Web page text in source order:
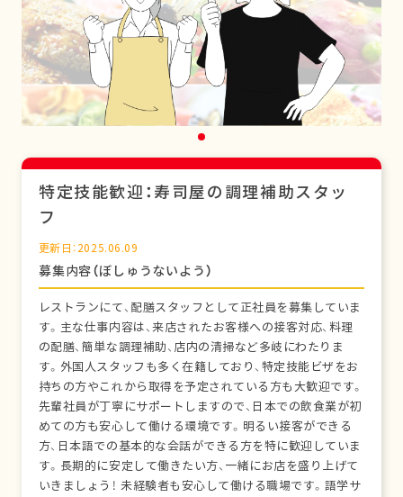
特定技能歓迎：寿司屋の調理補助スタッ
フ
更新日：2025.06.09
募集内容（ぼしゅうないよう）
レストランにて、配膳スタッフとして正社員を募集していま
す。主な仕事内容は、来店されたお客様への接客対応、料理
の配膳、簡単な調理補助、店内の清掃など多岐にわたりま
す。外国人スタッフも多く在籍しており、特定技能ビザをお
持ちの方やこれから取得を予定されている方も大歓迎です。
先輩社員が丁寧にサポートしますので、日本での飲食業が初
めての方も安心して働ける環境です。明るい接客ができる
方、日本語での基本的な会話ができる方を特に歓迎していま
す。長期的に安定して働きたい方、一緒にお店を盛り上げて
いきましょう！ 未経験者も安心して働ける職場です。語学サ